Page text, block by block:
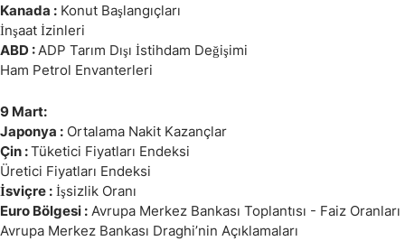
Kanada : Konut Başlangıçları
İnşaat İzinleri
ABD :ADP Tarım Dışı İstihdam Değişimi
Ham Petrol Envanterleri
9 Mart:
Japonya : Ortalama Nakit Kazançlar
Çin :Tüketici Fiyatları Endeksi
Üretici Fiyatları Endeksi
İsviçre : İşsizlik Oranı
Euro Bölgesi : Avrupa Merkez Bankası Toplantısı - Faiz Oranları
Avrupa Merkez Bankası Draghi’nin Açıklamaları